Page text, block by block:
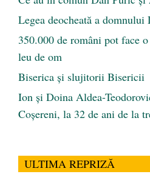
Legea deocheată a domnului
350.000 de români pot face
leu de om
Biserica și slujitorii Bisericii
Ion și Doina Aldea-
Coșereni, la 32 de ani de la
ULTIMA REPRIZĂ